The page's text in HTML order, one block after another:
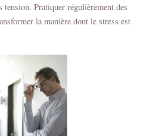
tension. Pratiquer régulièrement des
la manière dont le stress est